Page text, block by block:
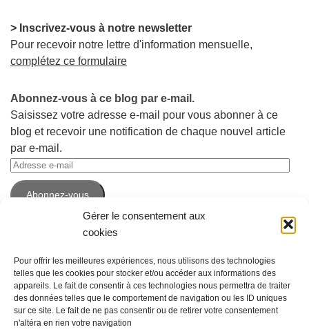
Gérer le consentement aux
cookies
Pour offrir les meilleures expériences, nous utilisons des technologies
telles que les cookies pour stocker et/ou accéder aux informations des
appareils. Le fait de consentir à ces technologies nous permettra de traiter
des données telles que le comportement de navigation ou les ID uniques
sur ce site. Le fait de ne pas consentir ou de retirer votre consentement
n'altéra en rien votre navigation
> Inscrivez-vous à notre newsletter
Pour recevoir notre lettre d'information mensuelle,
complétez ce formulaire
Abonnez-vous à ce blog par e-mail.
Saisissez votre adresse e-mail pour vous abonner à ce
blog et recevoir une notification de chaque nouvel article
par e-mail.
Adresse
e-
mailAbonnez-vous